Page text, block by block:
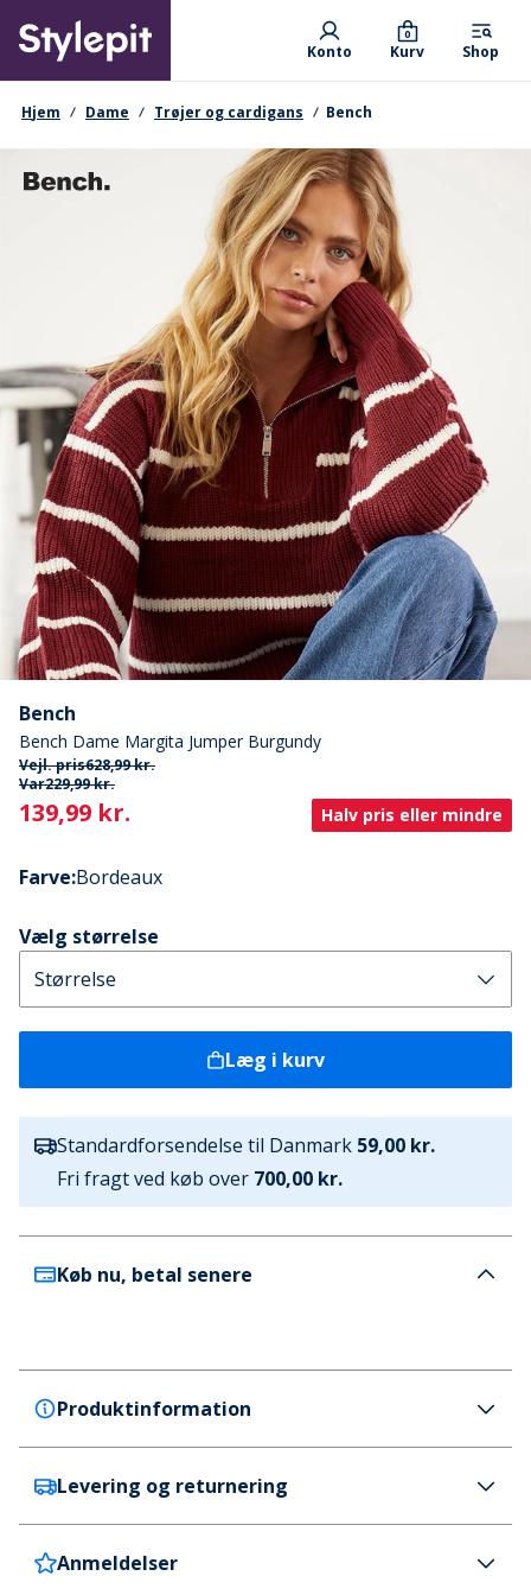
main
content
Primary departments
Konto Kurv
0
Shop
navigationssti
Hjem Dame Trøjer og cardigans Bench
Bench
Bench Dame Margita Jumper Burgundy
Vejl. pris628,99 kr.
Var229,99 kr.
Current
139,99 kr. Halv pris eller mindre
Farve:Bordeaux
Vælg størrelse
Læg i kurv
Standardforsendelse til Danmark 59,00 kr.
Fri fragt ved køb over 700,00 kr.
Køb nu, betal senere
Produktinformation
Bench
Bench Dame Margita Jumper Burgundy
Farve
Bordeaux
Levering og returnering
Danmark
59 kr. (700 kr.+ GRATIS)
Anmeldelser